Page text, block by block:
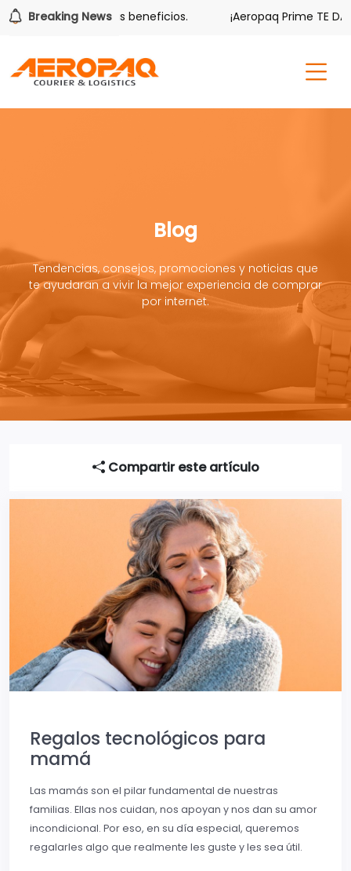
Breaking News
también tiene sus beneficios. ¡Aeropaq Prime TE DA
Blog
Tendencias, consejos, promociones y noticias que
te ayudaran a vivir la mejor experiencia de comprar
por internet.
Compartir este artículo
Regalos tecnológicos para
mamá
Las mamás son el pilar fundamental de nuestras
familias. Ellas nos cuidan, nos apoyan y nos dan su amor
incondicional. Por eso, en su día especial, queremos
regalarles algo que realmente les guste y les sea útil.